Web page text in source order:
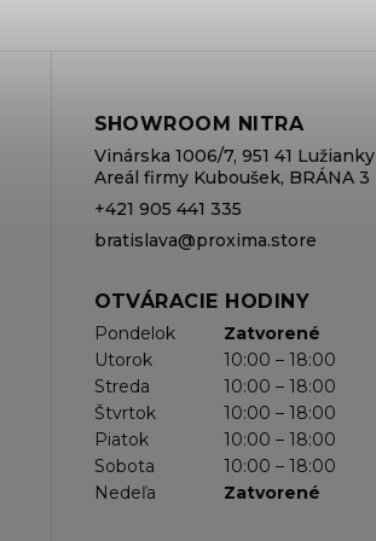
SHOWROOM NITRA
Vinárska 1006/7, 951 41 Lužianky
Areál firmy Kuboušek, BRÁNA 3
+421 905 441 335
bratislava@proxima.store
OTVÁRACIE HODINY
Pondelok
Zatvorené
Utorok
10:00 – 18:00
Streda
10:00 – 18:00
Štvrtok
10:00 – 18:00
Piatok
10:00 – 18:00
Sobota
10:00 – 18:00
Nedeľa
Zatvorené